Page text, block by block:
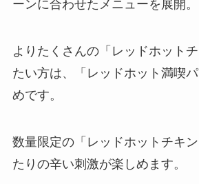
ーンに合わせたメニューを展開。
よりたくさんの「レッドホット
たい方は、「レッドホット満喫
めです。
数量限定の「レッドホットチキ
たりの辛い刺激が楽しめます。